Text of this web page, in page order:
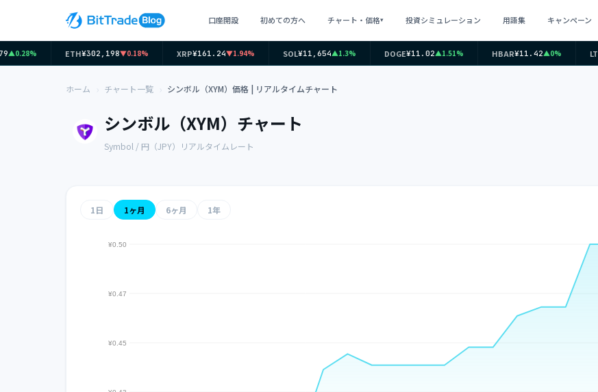
口座開設 初めての方へ チャート・価格▾ 投資シミュレーション 用語集 キャンペーン
▲0.28% ETH¥302,198▼0.18% XRP¥161.24▼1.94% SOL¥11,654▲1.3% DOGE¥11.02▲1.51% HBAR¥11.42▲0% LTC
ホーム チャート一覧 シンボル（XYM）価格 | リアルタイムチャート
シンボル（XYM）チャート
Symbol / 円（JPY）リアルタイムレート
1日 1ヶ月 6ヶ月 1年